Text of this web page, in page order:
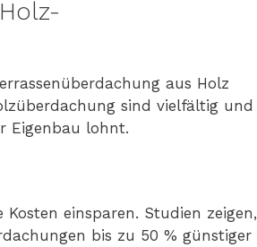
aus Holz
sind vielfältig und
Eigenbau lohnt.
einsparen. Studien zeigen,
bis zu 50 % günstiger